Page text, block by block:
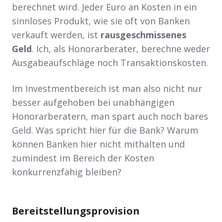
berechnet wird. Jeder Euro an Kosten in ein
sinnloses Produkt, wie sie oft von Banken
verkauft werden, ist rausgeschmissenes
Geld. Ich, als Honorarberater, berechne weder
Ausgabeaufschläge noch Transaktionskosten.
Im Investmentbereich ist man also nicht nur
besser aufgehoben bei unabhängigen
Honorarberatern, man spart auch noch bares
Geld. Was spricht hier für die Bank? Warum
können Banken hier nicht mithalten und
zumindest im Bereich der Kosten
konkurrenzfähig bleiben?
Bereitstellungsprovision